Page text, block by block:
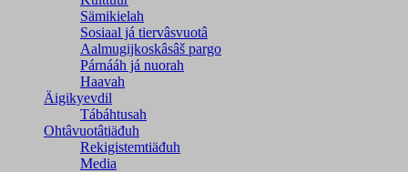
Sämikielah
Sosiaal já tiervâsvuotâ
Aalmugijkoskâsâš pargo
Párnááh já nuorah
Haavah
Äigikyevdil
Tábáhtusah
Ohtâvuotâtiäđuh
Rekigistemtiäđuh
Media